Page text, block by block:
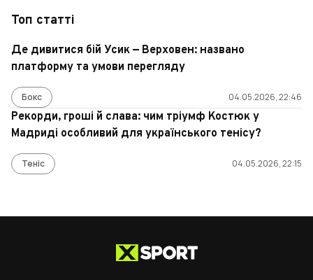
Топ статті
Де дивитися бій Усик — Верховен: названо
платформу та умови перегляду
Бокс 04.05.2026, 22:46
Рекорди, гроші й слава: чим тріумф Костюк у
Мадриді особливий для українського тенісу?
Теніс 04.05.2026, 22:15